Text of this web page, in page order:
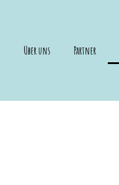
Über uns Partner